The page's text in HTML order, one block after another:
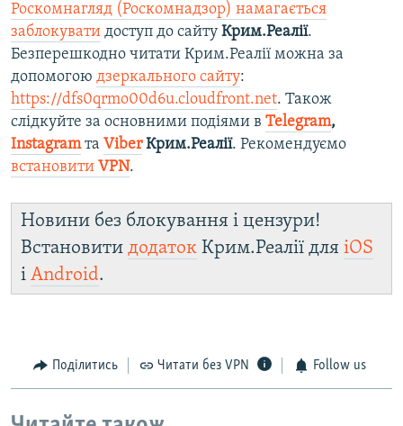
Роскомнагляд (Роскомнадзор) намагається
заблокувати доступ до сайту Крим.Реалії.
Безперешкодно читати Крим.Реалії можна за
допомогою дзеркального сайту:
https://dfs0qrmo00d6u.cloudfront.net. Також
слідкуйте за основними подіями в Telegram,
Instagramта ViberКрим.Реалії. Рекомендуємо
встановити VPN.
Новини без блокування і цензури!
Встановити додаток Крим.Реалії для iOS
і Android.
Поділитись Читати без VPN Follow us